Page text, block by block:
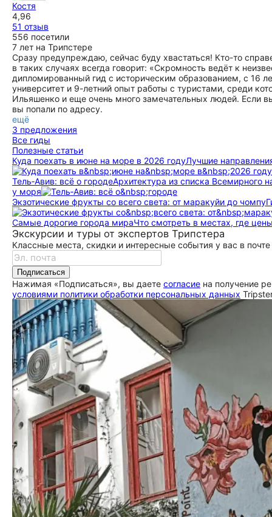
Костя
4,96
51 отзыв
556 посетили
7 лет на Трипстере
Сразу предупреждаю, сейчас буду хвастаться! Кто-то
в таких случаях всегда говорит: «Скромность ведёт к
дипломированный гид с историческим образованием, с 16
университет и 9-летний опыт работы с туристами, среди
Ильяшенко и еще очень много замечательных людей. Если
вы попали по адресу.
ещё
3 предложения
Все гиды
Полезные статьи
Куда поехать в июне на море в 2026 годуЛучшие
Тель‑Авив: всё о городеАрхитектура из списка Всемирного
у моря
Экзотические фрукты со всего света: от маракуйи до чомпу
Самые дорогие города мираЧто смотреть в местах, где
Экскурсии и туры от экспертов Трипстера
Классные места, скидки и интересные события у вас в почте
Подписаться
Нажимая «Подписаться», вы даете согласие на получение
условиями политики обработки персональных данных